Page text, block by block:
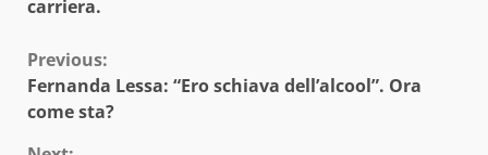
carriera.
Continue
Reading
Previous:
Fernanda Lessa: “Ero schiava dell’alcool”. Ora
come sta?